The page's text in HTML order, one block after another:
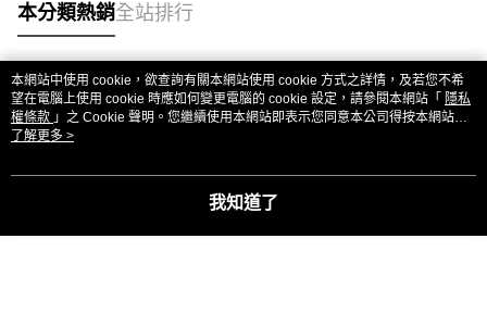
本分類熱銷全站排行
熱門標籤
本網站中使用 cookie，欲查詢有關本網站使用 cookie 方式之詳情，及若您不希
望在電腦上使用 cookie 時應如何變更電腦的 cookie 設定，請參閱本網站「 隱私
權條款 」之 Cookie 聲明。您繼續使用本網站即表示您同意本公司得按本網站使
用條款之 Cookie 聲明使用 cookie。
了解更多 >
我知道了